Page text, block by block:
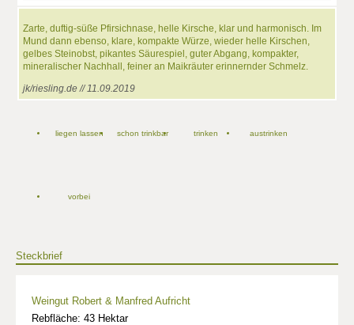
Zarte, duftig-süße Pfirsichnase, helle Kirsche, klar und harmonisch. Im
Mund dann ebenso, klare, kompakte Würze, wieder helle Kirschen,
gelbes Steinobst, pikantes Säurespiel, guter Abgang, kompakter,
mineralischer Nachhall, feiner an Maikräuter erinnernder Schmelz.
jk/riesling.de // 11.09.2019
liegen lassen schon trinkbar trinken austrinken
vorbei
Steckbrief
Weingut Robert & Manfred Aufricht
Rebfläche: 43 Hektar